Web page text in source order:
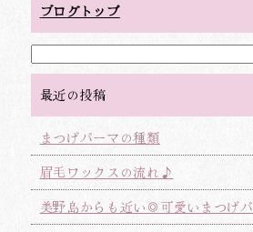
ブログトップ
最近の投稿
まつげパーマの種類
眉毛ワックスの流れ♪
美野島からも近い◎可愛いまつげ